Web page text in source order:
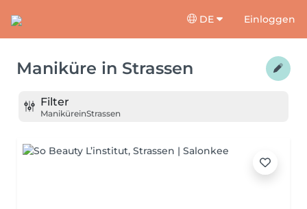
DE Einloggen
Maniküre in Strassen
Filter
ManiküreinStrassen